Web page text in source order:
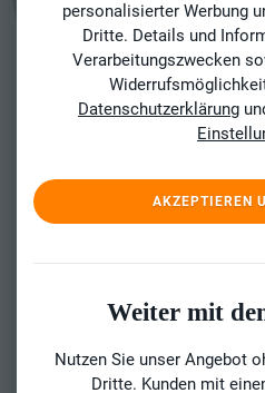
personalisierter Werbung
Dritte. Details und
Verarbeitungszwecken
Datenschutzerklärung
AKZEPTIEREN
Weiter mit
Nutzen Sie unser Angebot
Dritte. Kunden mit